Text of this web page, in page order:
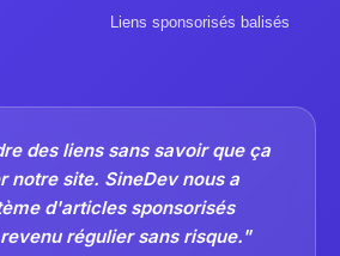
Liens sponsorisés balisés
des liens sans savoir que ça
notre site. SineDev nous a
d'articles sponsorisés
régulier sans risque."